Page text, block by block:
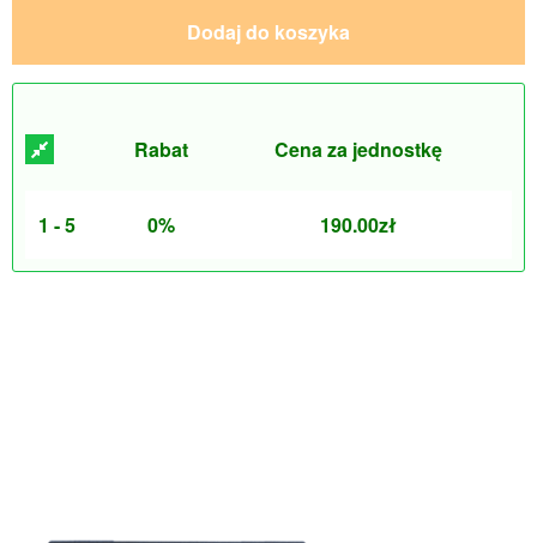
Dodaj do koszyka
Rabat Cena za jednostkę
1 - 5 0% 190.00zł